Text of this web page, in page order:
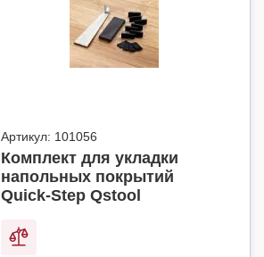
Артикул: 101056
Комплект для укладки
напольных покрытий
Quick-Step Qstool